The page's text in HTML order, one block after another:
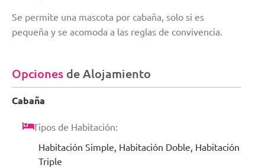
Se permite una mascota por cabaña, solo si es
pequeña y se acomoda a las reglas de convivencia.
Opciones de Alojamiento
Cabaña
Tipos de Habitación:
Habitación Simple, Habitación Doble, Habitación
Triple